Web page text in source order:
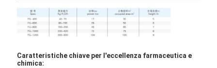
Caratteristiche chiave per l'eccellenza farmaceutica e
chimica: